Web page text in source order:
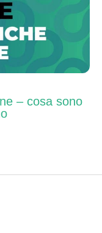
– cosa sono